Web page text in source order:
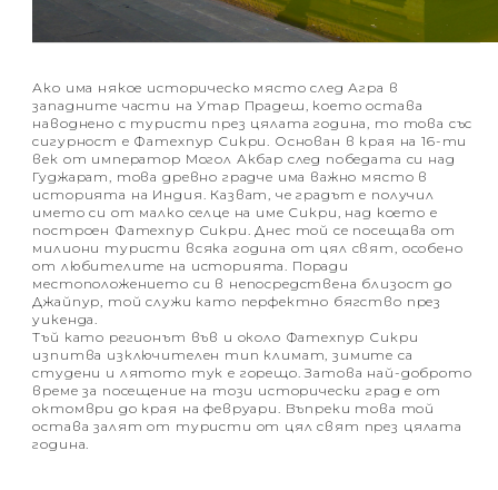
Ако има някое историческо място след Агра в
западните части на Утар Прадеш, което остава
наводнено с туристи през цялата година, то това със
сигурност е Фатехпур Сикри. Основан в края на 16-ти
век от император Могол Акбар след победата си над
Гуджарат, това древно градче има важно място в
историята на Индия. Казват, че градът е получил
името си от малко селце на име Сикри, над което е
построен Фатехпур Сикри. Днес той се посещава от
милиони туристи всяка година от цял свят, особено
от любителите на историята. Поради
местоположението си в непосредствена близост до
Джайпур, той служи като перфектно бягство през
уикенда.
Тъй като регионът във и около Фатехпур Сикри
изпитва изключителен тип климат, зимите са
студени и лятото тук е горещо. Затова най-доброто
време за посещение на този исторически град е от
октомври до края на февруари. Въпреки това той
остава залят от туристи от цял свят през цялата
година.